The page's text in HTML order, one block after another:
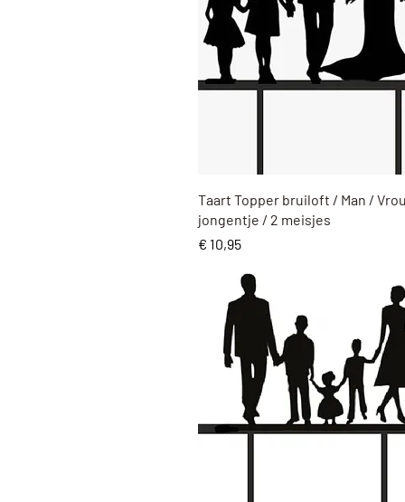
Snel overzicht
Taart Topper bruiloft / Man /
jongentje / 2 meisjes
Prijs
€ 10,95